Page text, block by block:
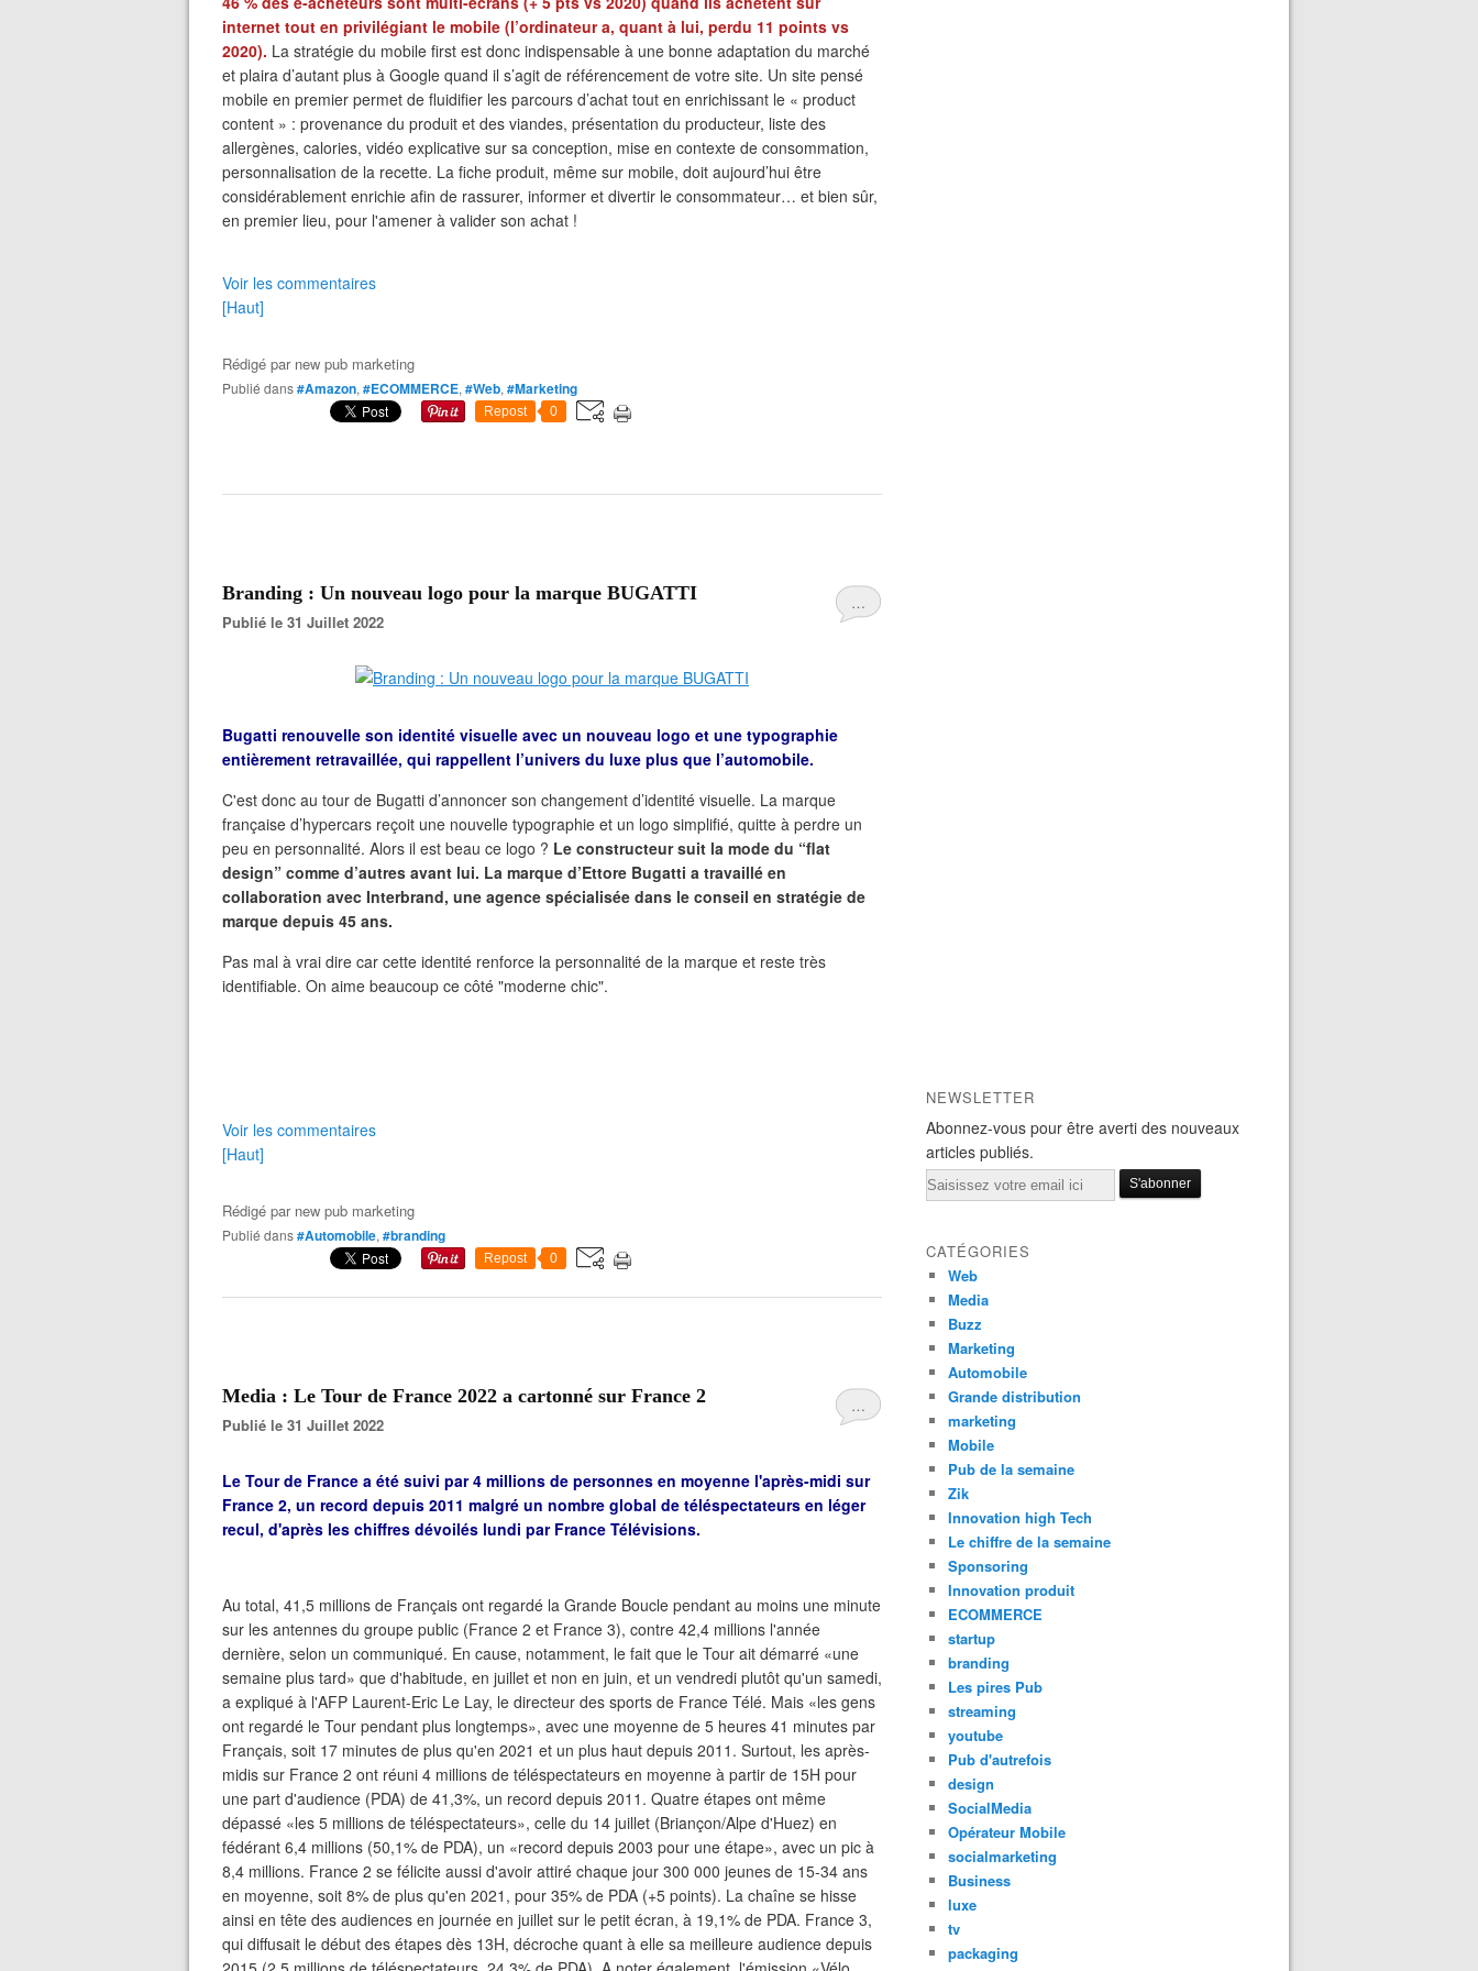
internet tout en privilégiant le mobile (l’ordinateur a, quant à lui, perdu 11 points vs
2020). La stratégie du mobile first est donc indispensable à une bonne adaptation du marché
et plaira d’autant plus à Google quand il s’agit de référencement de votre site. Un site pensé
mobile en premier permet de fluidifier les parcours d’achat tout en enrichissant le « product
content » : provenance du produit et des viandes, présentation du producteur, liste des
allergènes, calories, vidéo explicative sur sa conception, mise en contexte de consommation,
personnalisation de la recette. La fiche produit, même sur mobile, doit aujourd’hui être
considérablement enrichie afin de rassurer, informer et divertir le consommateur… et bien sûr,
en premier lieu, pour l'amener à valider son achat !
Voir les commentaires
[Haut]
Rédigé par new pub marketing
Publié dans#Amazon, #ECOMMERCE, #Web, #Marketing
Repost 0
…
Branding : Un nouveau logo pour la marque BUGATTI
Publié le 31 Juillet 2022
Bugatti renouvelle son identité visuelle avec un nouveau logo et une typographie
entièrement retravaillée, qui rappellent l’univers du luxe plus que l’automobile.
C'est donc au tour de Bugatti d’annoncer son changement d’identité visuelle. La marque
française d’hypercars reçoit une nouvelle typographie et un logo simplifié, quitte à perdre un
peu en personnalité. Alors il est beau ce logo ? Le constructeur suit la mode du “flat
design” comme d’autres avant lui. La marque d’Ettore Bugatti a travaillé en
collaboration avec Interbrand, une agence spécialisée dans le conseil en stratégie de
marque depuis 45 ans.
Pas mal à vrai dire car cette identité renforce la personnalité de la marque et reste très
identifiable. On aime beaucoup ce côté "moderne chic".
Voir les commentaires
[Haut]
Rédigé par new pub marketing
Publié dans#Automobile, #branding
Repost 0
…
Media : Le Tour de France 2022 a cartonné sur France 2
Publié le 31 Juillet 2022
Le Tour de France a été suivi par 4 millions de personnes en moyenne l'après-midi sur
France 2, un record depuis 2011 malgré un nombre global de téléspectateurs en léger
recul, d'après les chiffres dévoilés lundi par France Télévisions.
Au total, 41,5 millions de Français ont regardé la Grande Boucle pendant au moins une minute
sur les antennes du groupe public (France 2 et France 3), contre 42,4 millions l'année
dernière, selon un communiqué. En cause, notamment, le fait que le Tour ait démarré «une
semaine plus tard» que d'habitude, en juillet et non en juin, et un vendredi plutôt qu'un samedi,
a expliqué à l'AFP Laurent-Eric Le Lay, le directeur des sports de France Télé. Mais «les gens
ont regardé le Tour pendant plus longtemps», avec une moyenne de 5 heures 41 minutes par
Français, soit 17 minutes de plus qu'en 2021 et un plus haut depuis 2011. Surtout, les après-
midis sur France 2 ont réuni 4 millions de téléspectateurs en moyenne à partir de 15H pour
une part d'audience (PDA) de 41,3%, un record depuis 2011. Quatre étapes ont même
dépassé «les 5 millions de téléspectateurs», celle du 14 juillet (Briançon/Alpe d'Huez) en
fédérant 6,4 millions (50,1% de PDA), un «record depuis 2003 pour une étape», avec un pic à
8,4 millions. France 2 se félicite aussi d'avoir attiré chaque jour 300 000 jeunes de 15-34 ans
en moyenne, soit 8% de plus qu'en 2021, pour 35% de PDA (+5 points). La chaîne se hisse
ainsi en tête des audiences en journée en juillet sur le petit écran, à 19,1% de PDA. France 3,
qui diffusait le début des étapes dès 13H, décroche quant à elle sa meilleure audience depuis
NEWSLETTER
Abonnez-vous pour être averti des nouveaux
articles publiés.
Email
CATÉGORIES
Web
Media
Buzz
Marketing
Automobile
Grande distribution
marketing
Mobile
Pub de la semaine
Zik
Innovation high Tech
Le chiffre de la semaine
Sponsoring
Innovation produit
ECOMMERCE
startup
branding
Les pires Pub
streaming
youtube
Pub d'autrefois
design
SocialMedia
Opérateur Mobile
socialmarketing
Business
luxe
tv
packaging